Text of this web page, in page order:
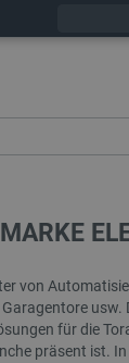
von
usw.
für die
präsent ist.